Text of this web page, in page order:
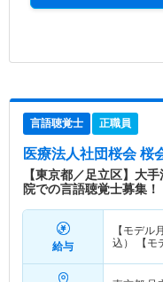
言語聴覚士 正職員
医療法人社団桜会 桜
【東京都／足立区】大
院での言語聴覚士募集！
給与
【モデル
込） 【モ